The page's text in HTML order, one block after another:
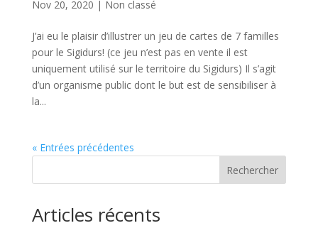
Nov 20, 2020 | Non classé
J’ai eu le plaisir d’illustrer un jeu de cartes de 7 familles
pour le Sigidurs! (ce jeu n’est pas en vente il est
uniquement utilisé sur le territoire du Sigidurs) Il s’agit
d’un organisme public dont le but est de sensibiliser à
la...
« Entrées précédentes
Rechercher
Articles récents